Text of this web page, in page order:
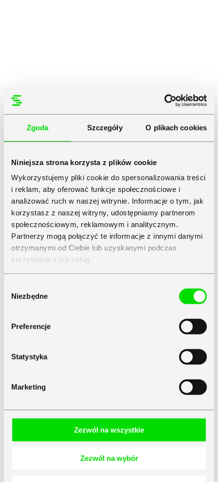
Zgoda Szczegóły O plikach cookies
Niniejsza strona korzysta z plików cookie
Wykorzystujemy pliki cookie do spersonalizowania treści
i reklam, aby oferować funkcje społecznościowe i
analizować ruch w naszej witrynie. Informacje o tym, jak
korzystasz z naszej witryny, udostępniamy partnerom
społecznościowym, reklamowym i analitycznym.
Partnerzy mogą połączyć te informacje z innymi danymi
otrzymanymi od Ciebie lub uzyskanymi podczas
korzystania z ich usług.
zgody
Niezbędne
Preferencje
Statystyka
Marketing
Zezwól na wszystkie
Zezwól na wybór